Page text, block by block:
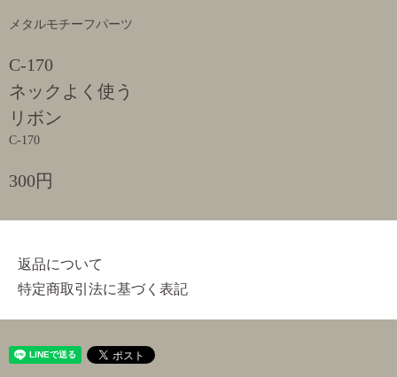
メタルモチーフパーツ
C-170
ネックよく使う
リボン
C-170
300円
返品について
特定商取引法に基づく表記